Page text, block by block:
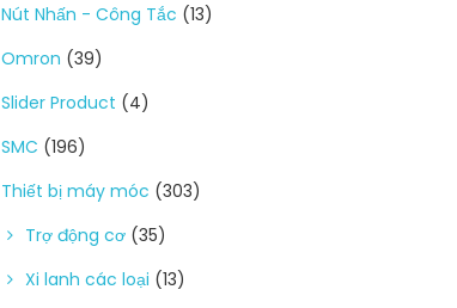
Nút Nhấn - Công Tắc (13)
Omron (39)
Slider Product (4)
SMC (196)
Thiết bị máy móc (303)
Trợ động cơ (35)
Xi lanh các loại (13)